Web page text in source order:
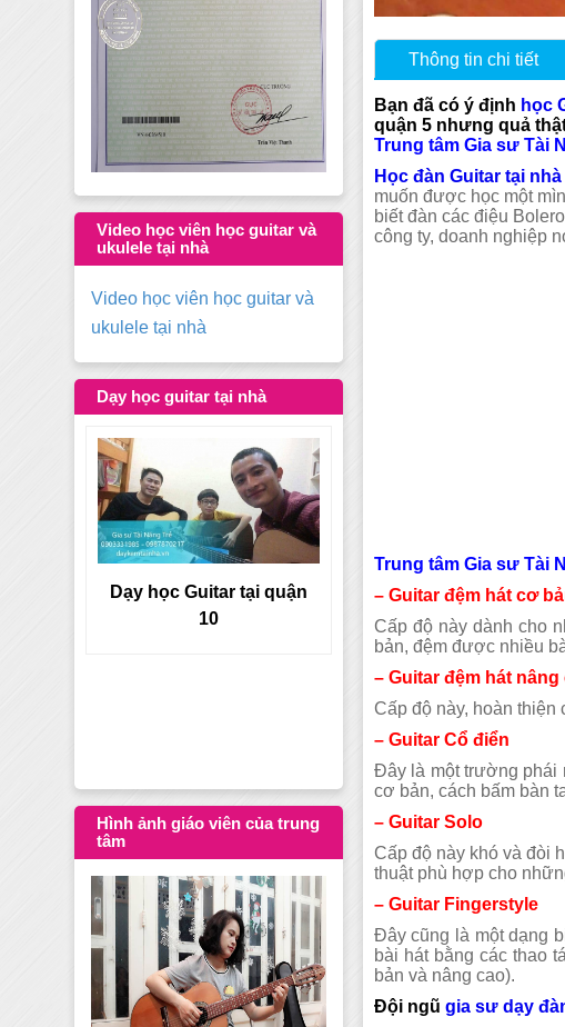
Thông tin chi tiết
Bạn đã có ý định học
quận 5 nhưng quả
Trung tâm Gia sư Tài
Học đàn Guitar tại
muốn được học một
biết đàn các điệu
công ty, doanh nghiệp
Trung tâm Gia sư Tài
– Guitar đệm hát cơ
Cấp độ này dành cho
bản, đệm được nhiều
– Guitar đệm hát nâng
Cấp độ này, hoàn thiện
– Guitar Cổ điển
Đây là một trường phái
cơ bản, cách bấm bàn
– Guitar Solo
Cấp độ này khó và đòi
thuật phù hợp cho
– Guitar Fingerstyle
Đây cũng là một dạng
bài hát bằng các thao
bản và nâng cao).
Đội ngũ gia sư dạy
Video học viên học guitar và
ukulele tại nhà
Video học viên học guitar và
ukulele tại nhà
Dạy học guitar tại nhà
Dạy học Guitar tại quận 9
Dạy học Guitar tại quận 8
Hình ảnh giáo viên của trung
tâm